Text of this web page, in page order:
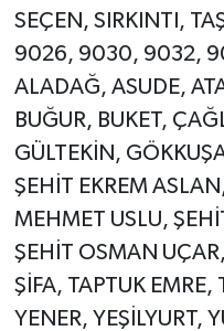
SEÇEN, SIRKINTI,
9026, 9030, 9032,
ALADAĞ, ASUDE,
BUĞUR, BUKET,
GÜLTEKİN,
ŞEHİT EKREM
MEHMET USLU,
ŞEHİT OSMAN
ŞİFA, TAPTUK EMRE,
YENER, YEŞİLYURT,